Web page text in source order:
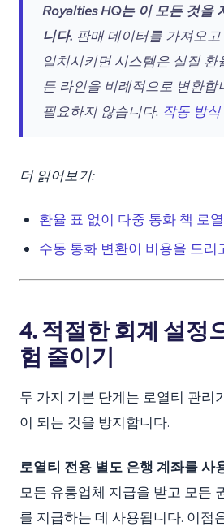
Royalties HQ는 이 모든 것을
니다. 판매 데이터를 가져오
일치시키면 시스템은 실질 환
든 라인을 비례적으로 변환합
필요하지 않습니다. 작동 방
더 읽어보기:
환율 표 없이 다중 통화 책 로
수동 통화 변환이 비용을 드리
4. 적절한 회계 설정
험 줄이기
두 가지 기본 단계는 로열티 관리
이 되는 것을 방지합니다.
로열티 전용 별도 은행 계좌를 사
모든 유통업체 지급을 받고 모든
를 지급하는 데 사용됩니다. 이점